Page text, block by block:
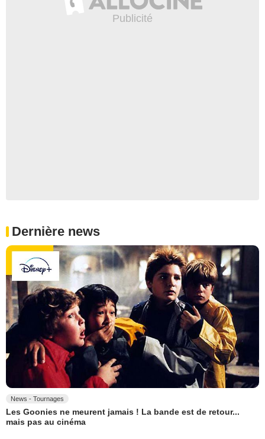
Dernière news
News - Tournages
Les Goonies ne meurent jamais ! La bande est de retour...
mais pas au cinéma